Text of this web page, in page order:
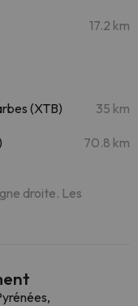
17.2 km
(XTB) 35 km
70.8 km
droite. Les